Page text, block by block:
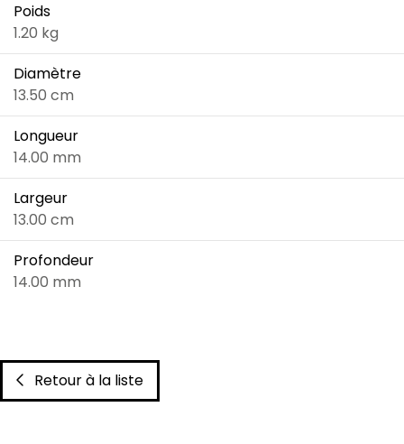
Poids
1.20 kg
Diamètre
13.50 cm
Longueur
14.00 mm
Largeur
13.00 cm
Profondeur
14.00 mm
Retour à la liste